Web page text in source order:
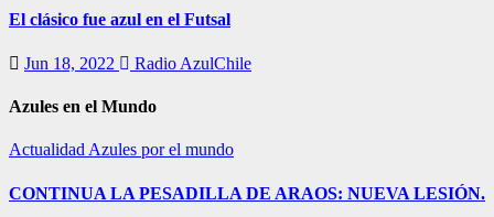
El clásico fue azul en el Futsal
Jun 18, 2022 Radio AzulChile
Azules en el Mundo
Actualidad Azules por el mundo
CONTINUA LA PESADILLA DE ARAOS: NUEVA LESIÓN.